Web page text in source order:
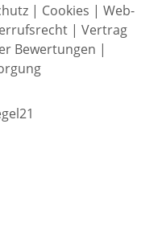
| Cookies | Web-
| Vertrag
Bewertungen |